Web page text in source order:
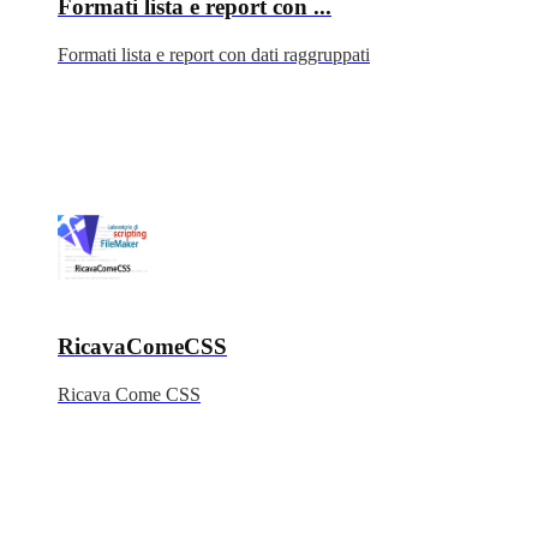
Formati lista e report con ...
Formati lista e report con dati raggruppati
RicavaComeCSS
Ricava Come CSS